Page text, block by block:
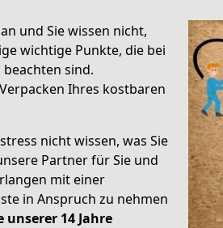
und Sie wissen nicht,
wichtige Punkte, die bei
sind.
Ihres kostbaren
nicht wissen, was Sie
Partner für Sie und
mit einer
in Anspruch zu nehmen
unserer 14 Jahre